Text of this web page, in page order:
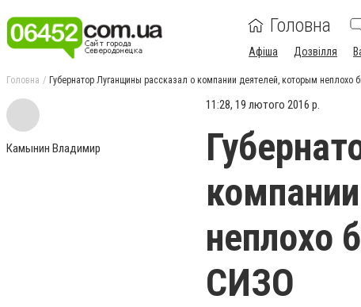
Головна
Афіша Дозвілля
Головна Губернатор Луганщины рассказал о компании деятелей, которым неплохо
Камынин Владимир
11:28, 19 лютого 2016 р.
неплохо
СИЗО